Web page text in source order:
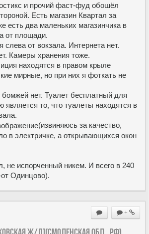
и прочий фаст-фуд обошёл
Есть магазин Квартал за
есть два маленьких магазинчика в
от площади.
слева от вокзала. Интернета нет.
Камеры хранения тоже.
находятся в правом крыле
мирные, но при них я фоткать не
нет. Туалет бесплатный для
является то, что туалеты находятся в
(извиняюсь за качество,
в электричке, а открывающихся окон
не испорченный никем. И всего в 240
Одинцово).
+